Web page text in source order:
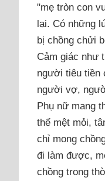
"mẹ tròn con
lại. Có những
bị chồng chửi
Cảm giác như
người tiêu tiền
người vợ,
Phụ nữ mang
thể mệt mỏi,
chỉ mong
đi làm được,
chồng trong